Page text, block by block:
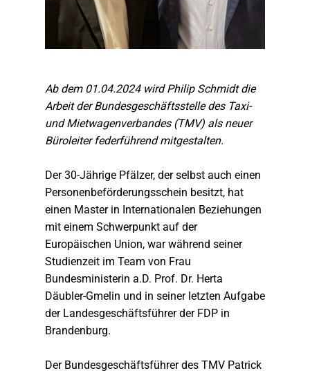
Ab dem 01.04.2024 wird Philip Schmidt die
Arbeit der Bundesgeschäftsstelle des Taxi-
und Mietwagenverbandes (TMV) als neuer
Büroleiter federführend mitgestalten.
Der 30-Jährige Pfälzer, der selbst auch einen
Personenbeförderungsschein besitzt, hat
einen Master in Internationalen Beziehungen
mit einem Schwerpunkt auf der
Europäischen Union, war während seiner
Studienzeit im Team von Frau
Bundesministerin a.D. Prof. Dr. Herta
Däubler-Gmelin und in seiner letzten Aufgabe
der Landesgeschäftsführer der FDP in
Brandenburg.
Der Bundesgeschäftsführer des TMV Patrick